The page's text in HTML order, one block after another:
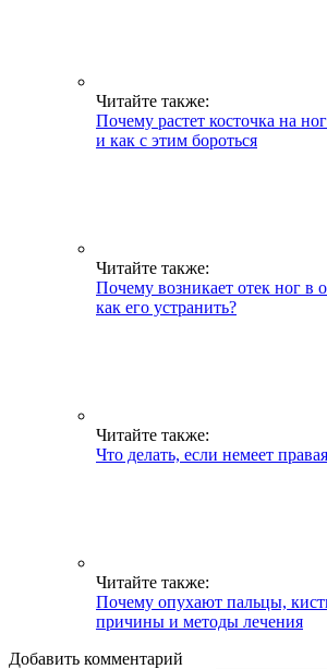
Читайте также:
Почему растет косточка на
и как с этим бороться
Читайте также:
Почему возникает отек ног в
как его устранить?
Читайте также:
Что делать, если немеет
Читайте также:
Почему опухают пальцы,
причины и методы лечения
Добавить комментарий